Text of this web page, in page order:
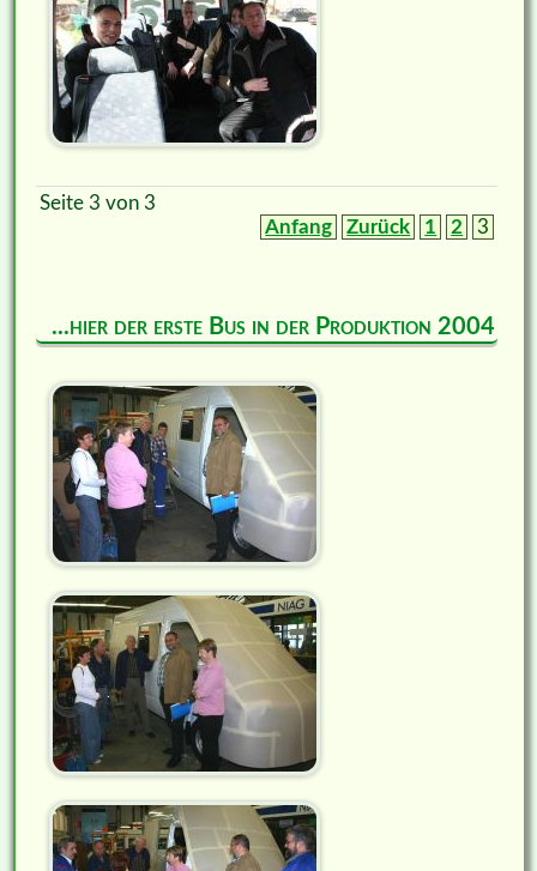
Seite 3 von 3
Anfang
Zurück 1 2 3
...hier der erste Bus in der Produktion 2004